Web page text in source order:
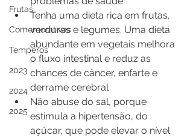
Frutas
Comemorativas
Temperos
2023
2024
2025
Tenha uma dieta rica em frutas,
verduras e legumes. Uma dieta
abundante em vegetais melhora
o fluxo intestinal e reduz as
chances de câncer, enfarte e
derrame cerebral
Não abuse do sal, porque
estimula a hipertensão, do
açúcar, que pode elevar o nível